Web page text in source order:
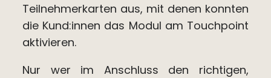
Teilnehmerkarten aus, mit denen konnten
die Kund:innen das Modul am Touchpoint
aktivieren.
Nur wer im Anschluss den richtigen,